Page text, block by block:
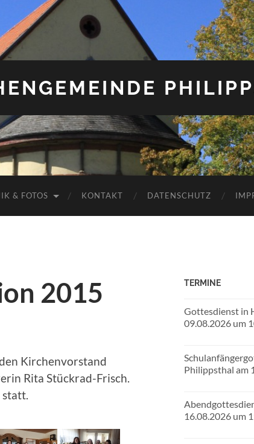
& FOTOS KONTAKT DATENSCHUTZ
2015
Kirchenvorstand
Rita Stückrad-Frisch.
TERMINE
Gottesdienst in
09.08.2026 um
Philippsthal am
16.08.2026 um